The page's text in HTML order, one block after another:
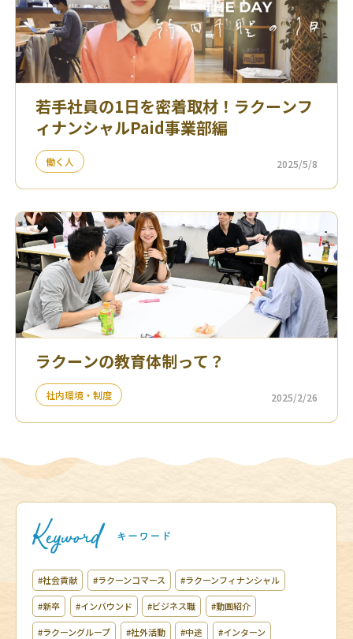
若手社員の1日を密着取材！ラクーンフ
ィナンシャルPaid事業部編
働く人 2025/5/8
ラクーンの教育体制って？
社内環境・制度 2025/2/26
#社会貢献 #ラクーンコマース #ラクーンフィナンシャル
#新卒 #インバウンド #ビジネス職 #動画紹介
#ラクーングループ #社外活動 #中途 #インターン